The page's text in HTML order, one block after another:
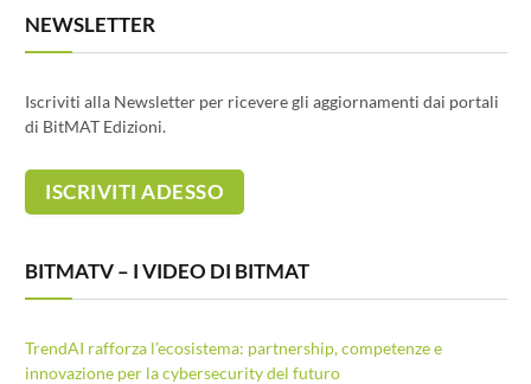
NEWSLETTER
Iscriviti alla Newsletter per ricevere gli aggiornamenti dai portali
di BitMAT Edizioni.
BITMATV – I VIDEO DI BITMAT
TrendAI rafforza l’ecosistema: partnership, competenze e
innovazione per la cybersecurity del futuro